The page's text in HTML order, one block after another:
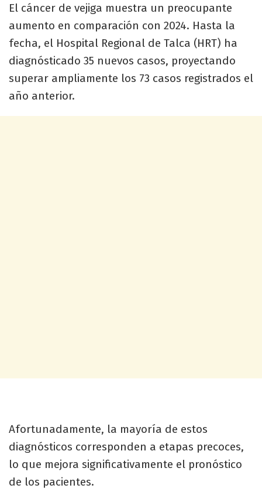
El cáncer de vejiga muestra un preocupante
aumento en comparación con 2024. Hasta la
fecha, el Hospital Regional de Talca (HRT) ha
diagnósticado 35 nuevos casos, proyectando
superar ampliamente los 73 casos registrados el
año anterior.
Afortunadamente, la mayoría de estos
diagnósticos corresponden a etapas precoces,
lo que mejora significativamente el pronóstico
de los pacientes.